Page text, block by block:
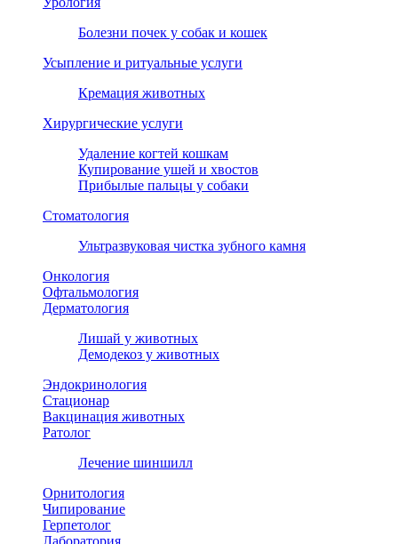
Болезни почек у собак и кошек
Усыпление и ритуальные услуги
Кремация животных
Хирургические услуги
Удаление когтей кошкам
Купирование ушей и хвостов
Прибылые пальцы у собаки
Стоматология
Ультразвуковая чистка зубного камня
Онкология
Офтальмология
Дерматология
Лишай у животных
Демодекоз у животных
Эндокринология
Стационар
Вакцинация животных
Ратолог
Лечение шиншилл
Орнитология
Чипирование
Герпетолог